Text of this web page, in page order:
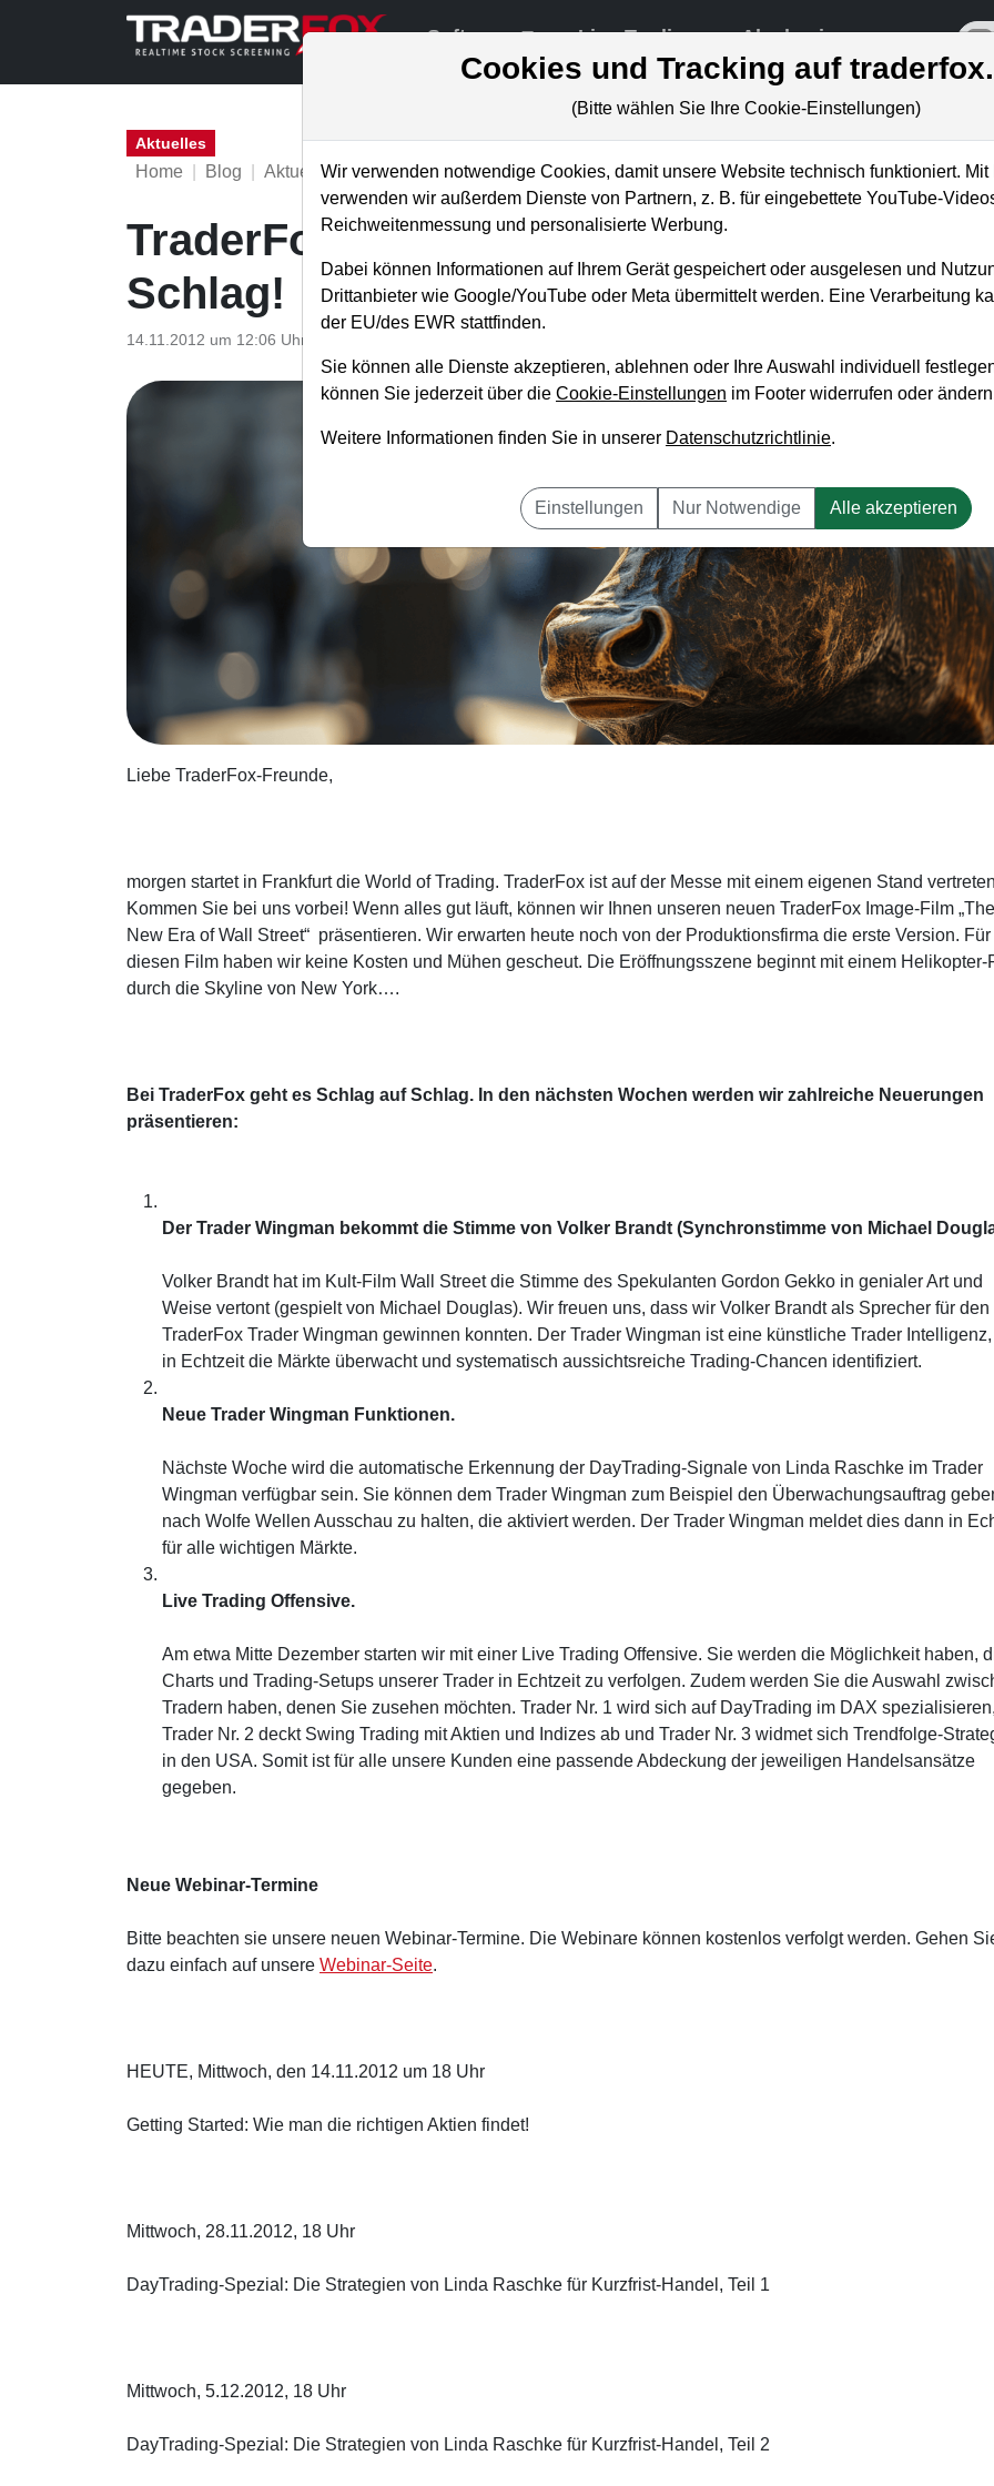
Software Live-Trading Akademie
Aktuelles
Home Blog Aktuelles
TraderFox Neuigkeiten: Es geht Schlag auf
Schlag!
14.11.2012 um 12:06 Uhr
Liebe TraderFox-Freunde,
morgen startet in Frankfurt die World of Trading. TraderFox ist auf der Messe mit einem eigenen Stand
Kommen Sie bei uns vorbei! Wenn alles gut läuft, können wir Ihnen unseren neuen TraderFox Image-Film „The
New Era of Wall Street“ präsentieren. Wir erwarten heute noch von der Produktionsfirma die erste Version. Für
diesen Film haben wir keine Kosten und Mühen gescheut. Die Eröffnungsszene beginnt mit einem Helikopter-
durch die Skyline von New York….
Bei TraderFox geht es Schlag auf Schlag. In den nächsten Wochen werden wir zahlreiche Neuerungen
präsentieren:
Der Trader Wingman bekommt die Stimme von Volker Brandt (Synchronstimme von Michael
Volker Brandt hat im Kult-Film Wall Street die Stimme des Spekulanten Gordon Gekko in genialer Art und
Weise vertont (gespielt von Michael Douglas). Wir freuen uns, dass wir Volker Brandt als Sprecher für den
TraderFox Trader Wingman gewinnen konnten. Der Trader Wingman ist eine künstliche Trader
in Echtzeit die Märkte überwacht und systematisch aussichtsreiche Trading-Chancen identifiziert.
Neue Trader Wingman Funktionen.
Nächste Woche wird die automatische Erkennung der DayTrading-Signale von Linda Raschke im Trader
Wingman verfügbar sein. Sie können dem Trader Wingman zum Beispiel den Überwachungsauftrag
nach Wolfe Wellen Ausschau zu halten, die aktiviert werden. Der Trader Wingman meldet dies dann in
für alle wichtigen Märkte.
Live Trading Offensive.
Am etwa Mitte Dezember starten wir mit einer Live Trading Offensive. Sie werden die Möglichkeit haben,
Charts und Trading-Setups unserer Trader in Echtzeit zu verfolgen. Zudem werden Sie die Auswahl
Tradern haben, denen Sie zusehen möchten. Trader Nr. 1 wird sich auf DayTrading im DAX spezialisieren,
Trader Nr. 2 deckt Swing Trading mit Aktien und Indizes ab und Trader Nr. 3 widmet sich Trendfolge-
in den USA. Somit ist für alle unsere Kunden eine passende Abdeckung der jeweiligen Handelsansätze
gegeben.
Neue Webinar-Termine
Bitte beachten sie unsere neuen Webinar-Termine. Die Webinare können kostenlos verfolgt werden. Gehen
dazu einfach auf unsere Webinar-Seite.
HEUTE, Mittwoch, den 14.11.2012 um 18 Uhr
Getting Started: Wie man die richtigen Aktien findet!
Mittwoch, 28.11.2012, 18 Uhr
DayTrading-Spezial: Die Strategien von Linda Raschke für Kurzfrist-Handel, Teil 1
Mittwoch, 5.12.2012, 18 Uhr
DayTrading-Spezial: Die Strategien von Linda Raschke für Kurzfrist-Handel, Teil 2
Cookies und Tracking auf
(Bitte wählen Sie Ihre Cookie-Einstellungen)
Wir verwenden notwendige Cookies, damit unsere Website technisch funktioniert.
verwenden wir außerdem Dienste von Partnern, z. B. für eingebettete YouTube-
Reichweitenmessung und personalisierte Werbung.
Dabei können Informationen auf Ihrem Gerät gespeichert oder ausgelesen und
Drittanbieter wie Google/YouTube oder Meta übermittelt werden. Eine Verarbeitung
der EU/des EWR stattfinden.
Sie können alle Dienste akzeptieren, ablehnen oder Ihre Auswahl individuell
können Sie jederzeit über die Cookie-Einstellungen im Footer widerrufen oder
Weitere Informationen finden Sie in unserer Datenschutzrichtlinie.
Einstellungen Nur Notwendige Alle akzeptieren